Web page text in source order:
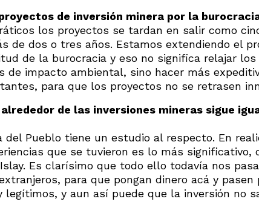
de inversión minera por la
los proyectos se tardan en salir como
de dos o tres años. Estamos extendiendo el
de la burocracia y eso no significa relajar los
de impacto ambiental, sino hacer más
para que los proyectos no se retrasen
de las inversiones mineras sigue
del Pueblo tiene un estudio al respecto. En
que se tuvieron es lo más significativo,
Es clarísimo que todo ello todavía nos
para que pongan dinero acá y
legítimos, y aun así puede que la inversión no